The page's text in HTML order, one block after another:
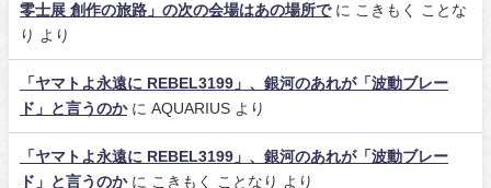
零士展 創作の旅路」の次の会場はあの場所でに
こきもく ことな
り
より
「ヤマトよ永遠に REBEL3199」、銀河のあれが「波動ブレー
ド」と言うのかに AQUARIUS より
「ヤマトよ永遠に REBEL3199」、銀河のあれが「波動ブレー
ド」と言うのかに こきもく ことなり より